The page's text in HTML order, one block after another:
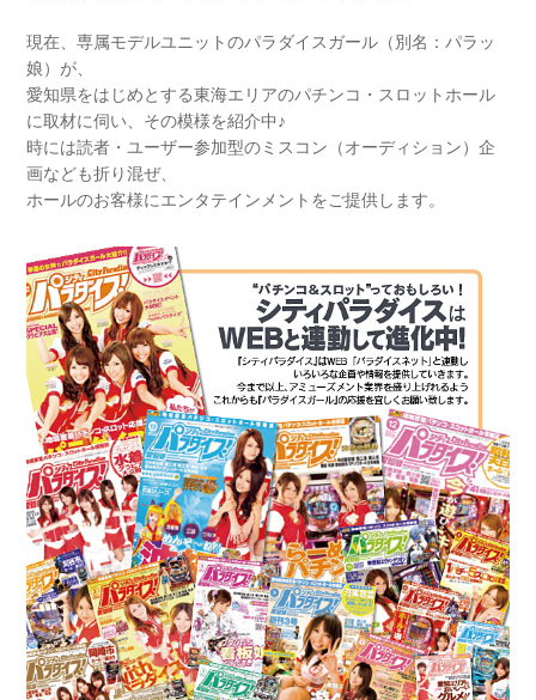
現在、専属モデルユニットのパラダイスガール（別名：パラッ
娘）が、
愛知県をはじめとする東海エリアのパチンコ・スロットホール
に取材に伺い、その模様を紹介中♪
時には読者・ユーザー参加型のミスコン（オーディション）企
画なども折り混ぜ、
ホールのお客様にエンタテインメントをご提供します。